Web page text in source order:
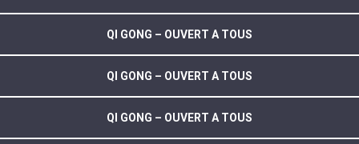
QI GONG – OUVERT A TOUS
QI GONG – OUVERT A TOUS
QI GONG – OUVERT A TOUS